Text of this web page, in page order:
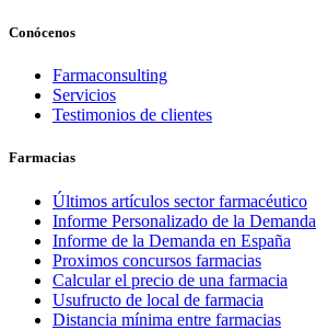
Conócenos
Farmaconsulting
Servicios
Testimonios de clientes
Farmacias
Últimos artículos sector farmacéutico
Informe Personalizado de la
Informe de la Demanda en España
Proximos concursos farmacias
Calcular el precio de una farmacia
Usufructo de local de farmacia
Distancia mínima entre farmacias